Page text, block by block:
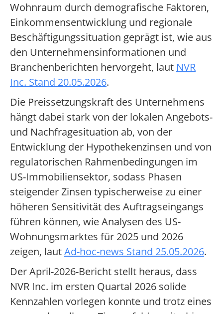
Wohnraum durch demografische Faktoren,
Einkommensentwicklung und regionale
Beschäftigungssituation geprägt ist, wie aus
den Unternehmensinformationen und
Branchenberichten hervorgeht, laut NVR
Inc. Stand 20.05.2026.
Die Preissetzungskraft des Unternehmens
hängt dabei stark von der lokalen Angebots-
und Nachfragesituation ab, von der
Entwicklung der Hypothekenzinsen und von
regulatorischen Rahmenbedingungen im
US-Immobiliensektor, sodass Phasen
steigender Zinsen typischerweise zu einer
höheren Sensitivität des Auftragseingangs
führen können, wie Analysen des US-
Wohnungsmarktes für 2025 und 2026
zeigen, lautAd-hoc-news Stand 25.05.2026.
Der April-2026-Bericht stellt heraus, dass
NVR Inc. im ersten Quartal 2026 solide
Kennzahlen vorlegen konnte und trotz eines